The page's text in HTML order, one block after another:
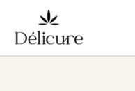
contenu